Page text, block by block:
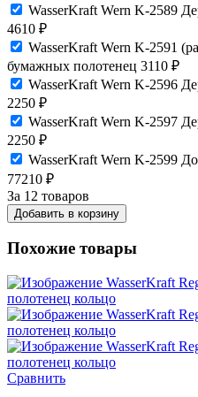
WasserKraft Wern K-2589
4610 ₽
WasserKraft Wern K-2591
бумажных полотенец 3110 ₽
WasserKraft Wern K-2596
2250 ₽
WasserKraft Wern K-2597
2250 ₽
WasserKraft Wern K-2599
77210 ₽
За 12 товаров
Добавить в корзину
Похожие товары
Сравнить